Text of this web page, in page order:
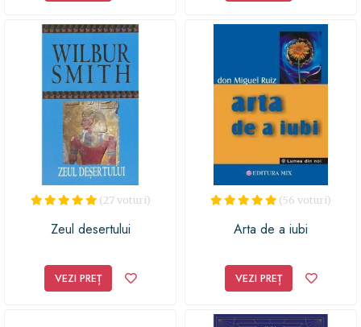
(27 voturi)
Zeul desertului
VEZI PREȚ
(56 voturi)
Arta de a iubi
VEZI PREȚ